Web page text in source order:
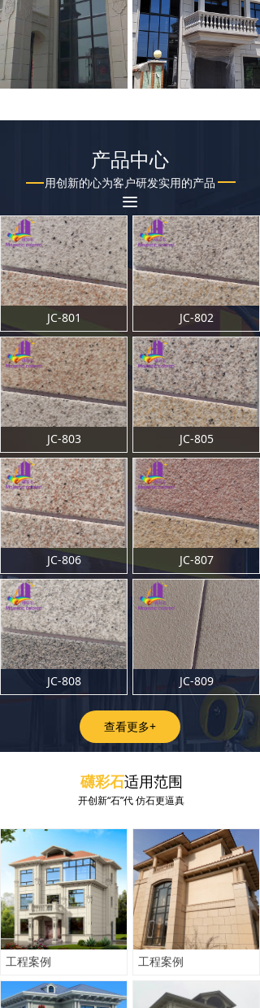
产品中心
用创新的心为客户研发实用的产品
끀
JC-801 JC-802
JC-803 JC-805
JC-806 JC-807
JC-808 JC-809
查看更多+
礴彩石适用范围
开创新“石”代 仿石更逼真
工程案例 工程案例